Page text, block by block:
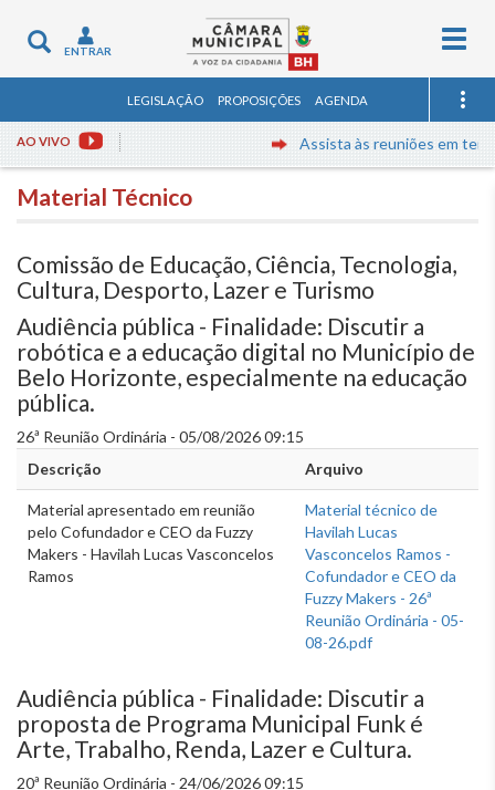
Toggle
navigation
ENTRAR
LEGISLAÇÃO PROPOSIÇÕES AGENDA
AO VIVO Assista às reuniões em tempo real
Material Técnico
Comissão de Educação, Ciência, Tecnologia,
Cultura, Desporto, Lazer e Turismo
Audiência pública - Finalidade: Discutir a
robótica e a educação digital no Município de
Belo Horizonte, especialmente na educação
pública.
26ª Reunião Ordinária - 05/08/2026 09:15
Descrição
Arquivo
Material apresentado em reunião
pelo Cofundador e CEO da Fuzzy
Makers - Havilah Lucas Vasconcelos
Ramos
Material técnico de
Havilah Lucas
Vasconcelos Ramos -
Cofundador e CEO da
Fuzzy Makers - 26ª
Reunião Ordinária - 05-
08-26.pdf
Audiência pública - Finalidade: Discutir a
proposta de Programa Municipal Funk é
Arte, Trabalho, Renda, Lazer e Cultura.
20ª Reunião Ordinária - 24/06/2026 09:15